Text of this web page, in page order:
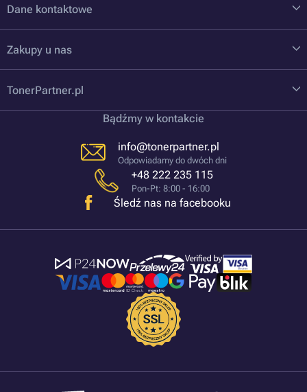
Dane kontaktowe
Zakupy u nas
TonerPartner.pl
Bądźmy w kontakcie
info@tonerpartner.pl
Odpowiadamy do dwóch dni
+48 222 235 115
Pon-Pt: 8:00 - 16:00
Śledź nas na facebooku